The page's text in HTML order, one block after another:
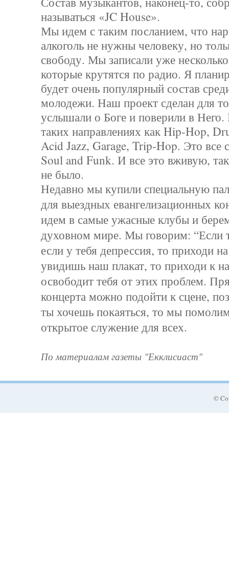
называться «JC House».
Мы идем с таким посланием, что
алкоголь не нужны человеку, но
свободу. Мы записали уже
которые крутятся по радио. Я
будет очень популярный состав
молодежи. Наш проект сделан для
услышали о Боге и поверили в
таких направлениях как Hip-Hop,
Acid Jazz, Garage, Trip-Hop. Это все
Soul and Funk. И все это вживую,
не было.
Недавно мы купили специальную
для выездных евангелизационных
идем в самые ужасные клубы и
духовном мире. Мы говорим: “Если
если у тебя депрессия, то приходи
увидишь наш плакат, то приходи к
освободит тебя от этих проблем.
концерта можно подойти к сцене,
ты хочешь покаяться, то мы
открытое служение для всех.
По материалам газеты "Екклисиаст"
©